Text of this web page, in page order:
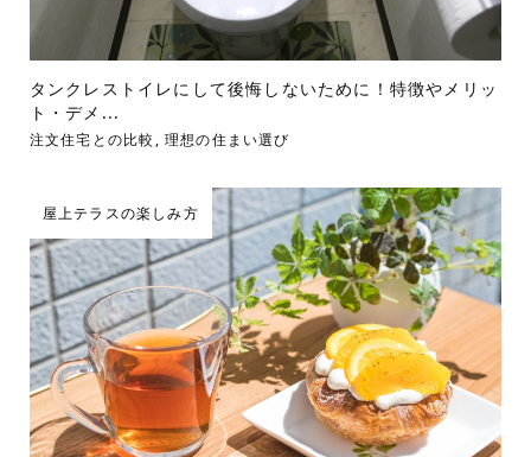
タンクレストイレにして後悔しないために！特徴やメリッ
ト・デメ...
注文住宅との比較 , 理想の住まい選び
屋上テラスの楽しみ方